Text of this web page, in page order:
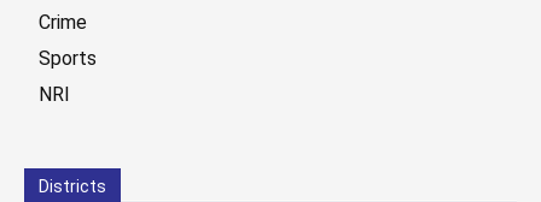
Crime
Sports
NRI
Districts